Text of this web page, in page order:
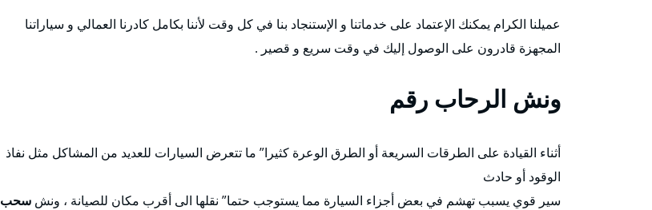
عميلنا الكرام يمكنك الإعتماد على خدماتنا و الإستنجاد بنا في كل وقت لأننا بكامل كادرنا العمالي و سياراتنا
المجهزة قادرون على الوصول إليك في وقت سريع و قصير .
ونش الرحاب رقم
أثناء القيادة على الطرقات السريعة أو الطرق الوعرة كثيرا” ما تتعرض السيارات للعديد من المشاكل مثل نفاذ
الوقود أو حادث
سير قوي يسبب تهشم في بعض أجزاء السيارة مما يستوجب حتما” نقلها الى أقرب مكان للصيانة ، ونش سحب